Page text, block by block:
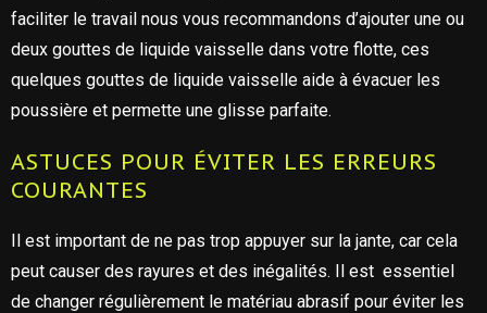
faciliter le travail nous vous recommandons d’ajouter une ou
deux gouttes de liquide vaisselle dans votre flotte, ces
quelques gouttes de liquide vaisselle aide à évacuer les
poussière et permette une glisse parfaite.
ASTUCES POUR ÉVITER LES ERREURS
COURANTES
Il est important de ne pas trop appuyer sur la jante, car cela
peut causer des rayures et des inégalités. Il est essentiel
de changer régulièrement le matériau abrasif pour éviter les